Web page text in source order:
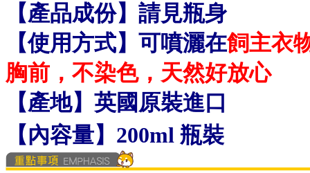
【產品成份】請見瓶身
【使用方式】 可噴灑在飼主衣
胸前，不染色，天然好放心
【產地】英國原裝進口
【內容量】200ml 瓶裝